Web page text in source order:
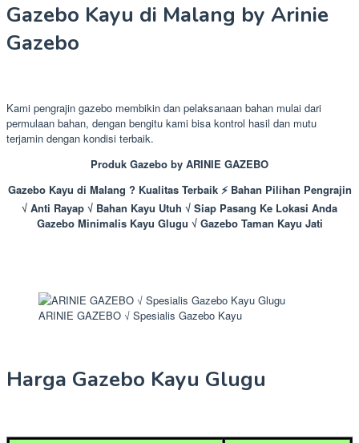
Gazebo Kayu di Malang by Arinie
Gazebo
Kami pengrajin gazebo membikin dan pelaksanaan bahan mulai dari
permulaan bahan, dengan bengitu kami bisa kontrol hasil dan mutu
terjamin dengan kondisi terbaik.
Produk Gazebo by ARINIE GAZEBO
Gazebo Kayu di Malang ? Kualitas Terbaik ⚡ Bahan Pilihan Pengrajin
√ Anti Rayap √ Bahan Kayu Utuh √ Siap Pasang Ke Lokasi Anda
Gazebo Minimalis Kayu Glugu √ Gazebo Taman Kayu Jati
ARINIE GAZEBO √ Spesialis Gazebo Kayu
Harga Gazebo Kayu Glugu